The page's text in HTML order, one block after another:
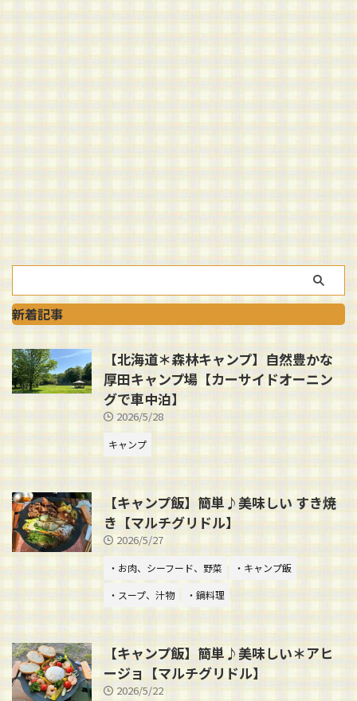
新着記事
【北海道＊森林キャンプ】自然豊かな
厚田キャンプ場【カーサイドオーニン
グで車中泊】
2026/5/28
キャンプ
【キャンプ飯】簡単♪美味しい すき焼
き【マルチグリドル】
2026/5/27
・お肉、シーフード、野菜
・キャンプ飯
・スープ、汁物
・鍋料理
【キャンプ飯】簡単♪美味しい＊アヒ
ージョ【マルチグリドル】
2026/5/22